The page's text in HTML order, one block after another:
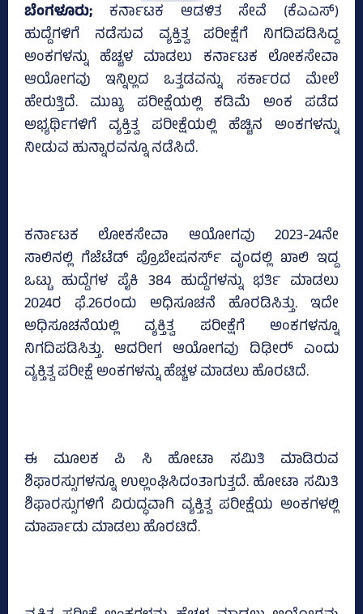
ಬೆಂಗಳೂರು; ಕರ್ನಾಟಕ ಆಡಳಿತ ಸೇವೆ (ಕೆಎಎಸ್‌)
ಹುದ್ದೆಗಳಿಗೆ ನಡೆಸುವ ವ್ಯಕ್ತಿತ್ವ ಪರೀಕ್ಷೆಗೆ ನಿಗದಿಪಡಿಸಿದ್ದ
ಅಂಕಗಳನ್ನು ಹೆಚ್ಚಳ ಮಾಡಲು ಕರ್ನಾಟಕ ಲೋಕಸೇವಾ
ಆಯೋಗವು ಇನ್ನಿಲ್ಲದ ಒತ್ತಡವನ್ನು ಸರ್ಕಾರದ ಮೇಲೆ
ಹೇರುತ್ತಿದೆ. ಮುಖ್ಯ ಪರೀಕ್ಷೆಯಲ್ಲಿ ಕಡಿಮೆ ಅಂಕ ಪಡೆದ
ಅಭ್ಯರ್ಥಿಗಳಿಗೆ ವ್ಯಕ್ತಿತ್ವ ಪರೀಕ್ಷೆಯಲ್ಲಿ ಹೆಚ್ಚಿನ ಅಂಕಗಳನ್ನು
ನೀಡುವ ಹುನ್ನಾರವನ್ನೂ ನಡೆಸಿದೆ.
ಕರ್ನಾಟಕ ಲೋಕಸೇವಾ ಆಯೋಗವು 2023-24ನೇ
ಸಾಲಿನಲ್ಲಿ ಗೆಜೆಟೆಡ್‌ ಪ್ರೊಬೇಷನರ್ಸ್‌ ವೃಂದಲ್ಲಿ ಖಾಲಿ ಇದ್ದ
ಒಟ್ಟು ಹುದ್ದೆಗಳ ಪೈಕಿ 384 ಹುದ್ದೆಗಳನ್ನು ಭರ್ತಿ ಮಾಡಲು
2024ರ ಫೆ.26ರಂದು ಅಧಿಸೂಚನೆ ಹೊರಡಿಸಿತ್ತು. ಇದೇ
ಅಧಿಸೂಚನೆಯಲ್ಲಿ ವ್ಯಕ್ತಿತ್ವ ಪರೀಕ್ಷೆಗೆ ಅಂಕಗಳನ್ನೂ
ನಿಗದಿಪಡಿಸಿತ್ತು. ಆದರೀಗ ಆಯೋಗವು ದಿಢೀರ್‍‌ ಎಂದು
ವ್ಯಕ್ತಿತ್ವ ಪರೀಕ್ಷೆ ಅಂಕಗಳನ್ನು ಹೆಚ್ಚಳ ಮಾಡಲು ಹೊರಟಿದೆ.
ಈ ಮೂಲಕ ಪಿ ಸಿ ಹೋಟಾ ಸಮಿತಿ ಮಾಡಿರುವ
ಶಿಫಾರಸ್ಸುಗಳನ್ನೂ ಉಲ್ಲಂಘಿಸಿದಂತಾಗುತ್ತದೆ. ಹೋಟಾ ಸಮಿತಿ
ಶಿಫಾರಸ್ಸುಗಳಿಗೆ ವಿರುದ್ಧವಾಗಿ ವ್ಯಕ್ತಿತ್ವ ಪರೀಕ್ಷೆಯ ಅಂಕಗಳಲ್ಲಿ
ಮಾರ್ಪಾಡು ಮಾಡಲು ಹೊರಟಿದೆ.